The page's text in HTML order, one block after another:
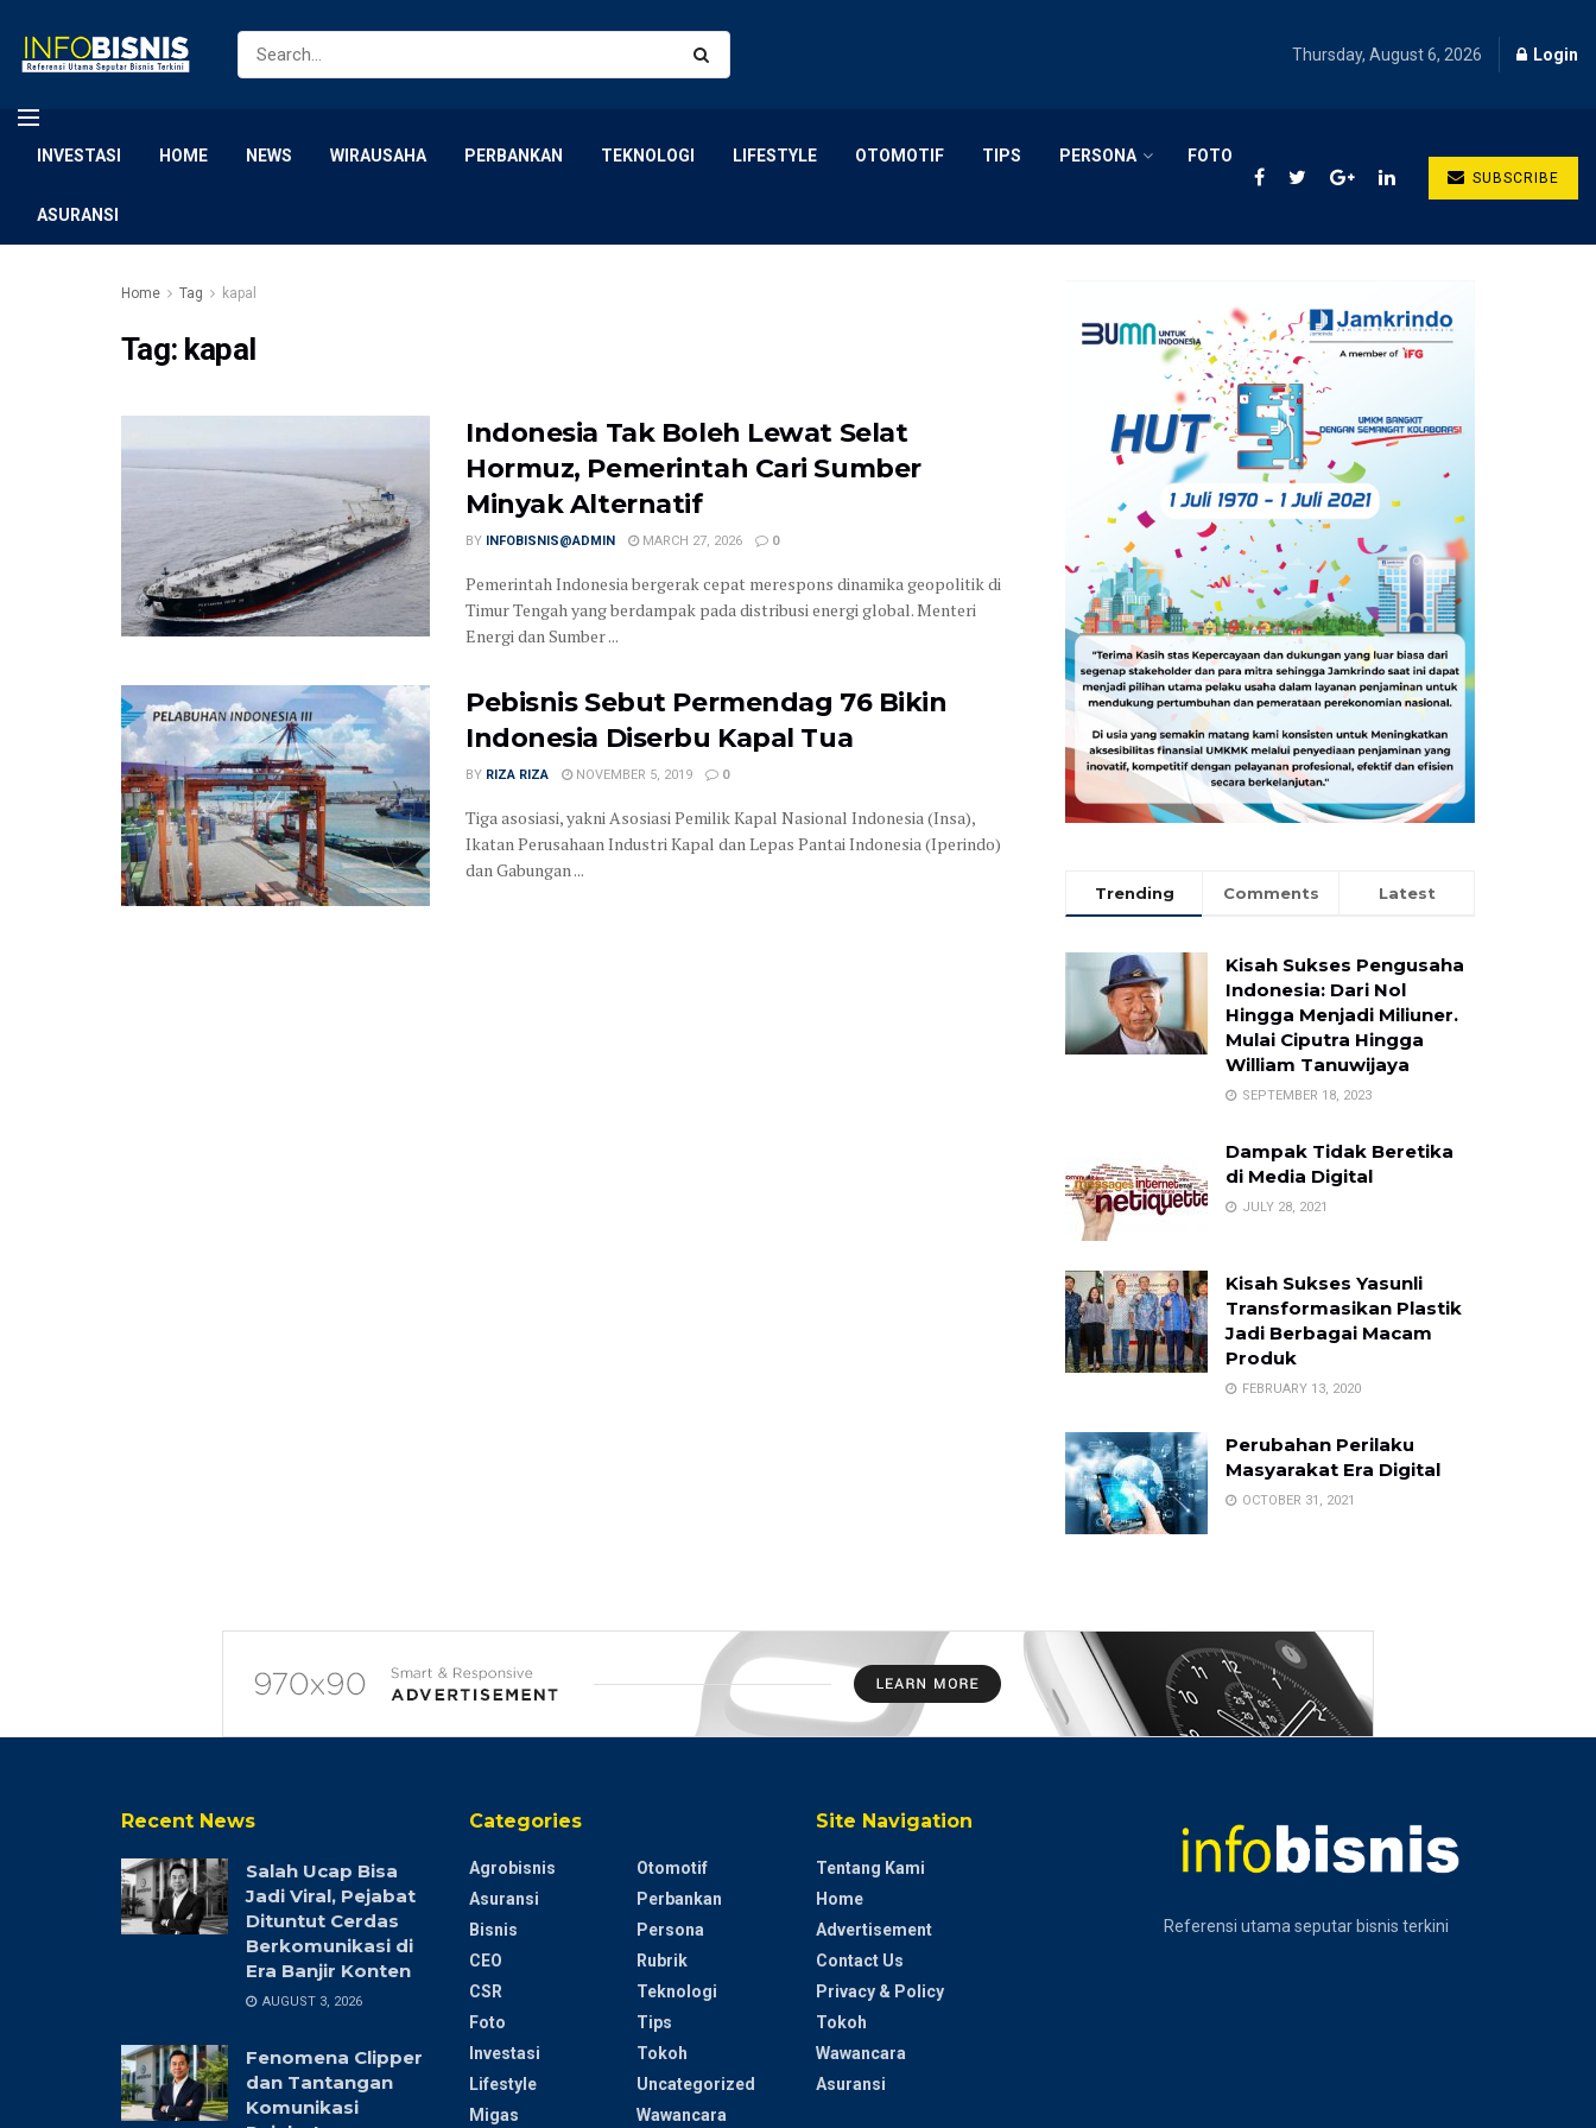
Thursday, August 6, 2026 Login
INVESTASI HOME NEWS WIRAUSAHA PERBANKAN TEKNOLOGI LIFESTYLE OTOMOTIF TIPS PERSONA FOTO
ASURANSI
SUBSCRIBE
Home Tag kapal
Tag: kapal
Indonesia Tak Boleh Lewat Selat
Hormuz, Pemerintah Cari Sumber
Minyak Alternatif
BY INFOBISNIS@ADMIN MARCH 27, 2026 0
Pemerintah Indonesia bergerak cepat merespons dinamika geopolitik di
Timur Tengah yang berdampak pada distribusi energi global. Menteri
Energi dan Sumber ...
Pebisnis Sebut Permendag 76 Bikin
Indonesia Diserbu Kapal Tua
BY RIZA RIZA NOVEMBER 5, 2019 0
Tiga asosiasi, yakni Asosiasi Pemilik Kapal Nasional Indonesia (Insa),
Ikatan Perusahaan Industri Kapal dan Lepas Pantai Indonesia (Iperindo)
dan Gabungan ...
Trending Comments Latest
Kisah Sukses Pengusaha
Indonesia: Dari Nol
Hingga Menjadi Miliuner.
Mulai Ciputra Hingga
William Tanuwijaya
SEPTEMBER 18, 2023
Dampak Tidak Beretika
di Media Digital
JULY 28, 2021
Kisah Sukses Yasunli
Transformasikan Plastik
Jadi Berbagai Macam
Produk
FEBRUARY 13, 2020
Perubahan Perilaku
Masyarakat Era Digital
OCTOBER 31, 2021
Recent News
Salah Ucap Bisa
Jadi Viral, Pejabat
Dituntut Cerdas
Berkomunikasi di
Era Banjir Konten
AUGUST 3, 2026
Fenomena Clipper
dan Tantangan
Komunikasi
Categories
Agrobisnis
Asuransi
Bisnis
CEO
CSR
Foto
Investasi
Lifestyle
Migas
Otomotif
Perbankan
Persona
Rubrik
Teknologi
Tips
Tokoh
Uncategorized
Wawancara
Site Navigation
Tentang Kami
Home
Advertisement
Contact Us
Privacy & Policy
Tokoh
Wawancara
Asuransi
Referensi utama seputar bisnis terkini